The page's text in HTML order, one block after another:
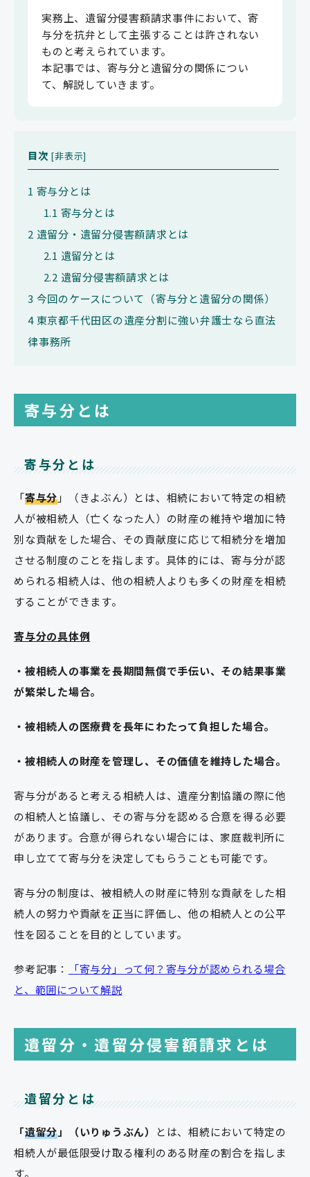
実務上、遺留分侵害額請求事件において、寄
与分を抗弁として主張することは許されない
ものと考えられています。
本記事では、寄与分と遺留分の関係につい
て、解説していきます。
目次 [非表示]
1 寄与分とは
1.1 寄与分とは
2 遺留分・遺留分侵害額請求とは
2.1 遺留分とは
2.2 遺留分侵害額請求とは
3 今回のケースについて（寄与分と遺留分の関係）
4東京都千代田区の遺産分割に強い弁護士なら直法
律事務所
寄与分とは
寄与分とは
「寄与分」（きよぶん）とは、相続において特定の相続
人が被相続人（亡くなった人）の財産の維持や増加に特
別な貢献をした場合、その貢献度に応じて相続分を増加
させる制度のことを指します。具体的には、寄与分が認
められる相続人は、他の相続人よりも多くの財産を相続
することができます。
寄与分の具体例
・被相続人の事業を長期間無償で手伝い、その結果事業
が繁栄した場合。
・被相続人の医療費を長年にわたって負担した場合。
・被相続人の財産を管理し、その価値を維持した場合。
寄与分があると考える相続人は、遺産分割協議の際に他
の相続人と協議し、その寄与分を認める合意を得る必要
があります。合意が得られない場合には、家庭裁判所に
申し立てて寄与分を決定してもらうことも可能です。
寄与分の制度は、被相続人の財産に特別な貢献をした相
続人の努力や貢献を正当に評価し、他の相続人との公平
性を図ることを目的としています。
参考記事：
「寄与分」って何？寄与分が認められる場合
と、範囲について解説
遺留分・遺留分侵害額請求とは
遺留分とは
「遺留分」（いりゅうぶん）
とは、相続において特定の
相続人が最低限受け取る権利のある財産の割合を指しま
す。